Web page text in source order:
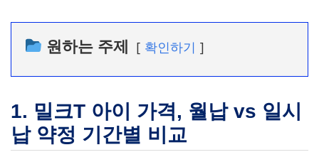
원하는 주제 확인하기
1. 밀크T 아이 가격, 월납 vs 일시
납 약정 기간별 비교